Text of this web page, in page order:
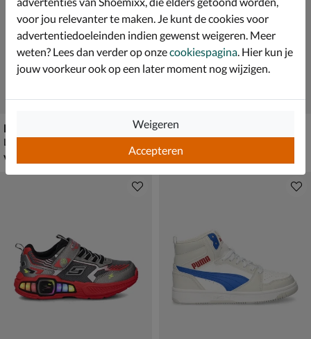
New Balance 480
Lage sneakers - grijs
vanaf € 69,99
v.a.
Puma Trinity 2 Lite JR
€ 59,99
59,99
voor jou relevanter te maken. Je kunt de cookies voor
advertentiedoeleinden indien gewenst weigeren. Meer
weten? Lees dan verder op onzecookiespagina. Hier kun je
jouw voorkeur ook op een later moment nog wijzigen.
Accepteren
Weigeren